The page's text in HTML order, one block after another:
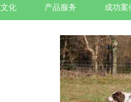
化 产品服务 成功案